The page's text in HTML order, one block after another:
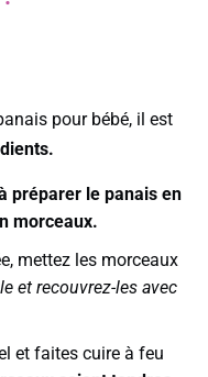
pour bébé, il est
préparer le panais en
morceaux.
mettez les morceaux
et recouvrez-les avec
et faites cuire à feu